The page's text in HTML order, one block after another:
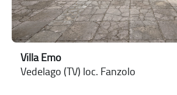
Villa Emo
Vedelago (TV) loc. Fanzolo